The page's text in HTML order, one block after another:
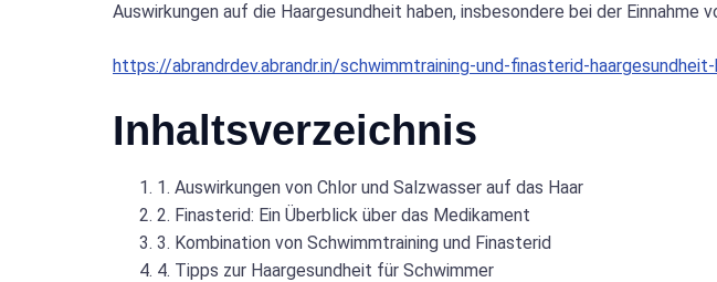
Auswirkungen auf die Haargesundheit haben, insbesondere bei der Einnahme
https://abrandrdev.abrandr.in/schwimmtraining-und-finasterid-
Inhaltsverzeichnis
1. Auswirkungen von Chlor und Salzwasser auf das Haar
2. Finasterid: Ein Überblick über das Medikament
3. Kombination von Schwimmtraining und Finasterid
4. Tipps zur Haargesundheit für Schwimmer